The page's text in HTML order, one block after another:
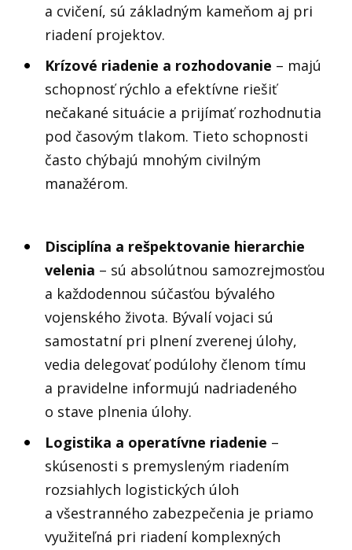
a cvičení, sú základným kameňom aj pri
riadení projektov.
Krízové riadenie a rozhodovanie – majú
schopnosť rýchlo a efektívne riešiť
nečakané situácie a prijímať rozhodnutia
pod časovým tlakom. Tieto schopnosti
často chýbajú mnohým civilným
manažérom.
Disciplína a rešpektovanie hierarchie
velenia – sú absolútnou samozrejmosťou
a každodennou súčasťou bývalého
vojenského života. Bývalí vojaci sú
samostatní pri plnení zverenej úlohy,
vedia delegovať podúlohy členom tímu
a pravidelne informujú nadriadeného
o stave plnenia úlohy.
Logistika a operatívne riadenie –
skúsenosti s premysleným riadením
rozsiahlych logistických úloh
a všestranného zabezpečenia je priamo
využiteľná pri riadení komplexných